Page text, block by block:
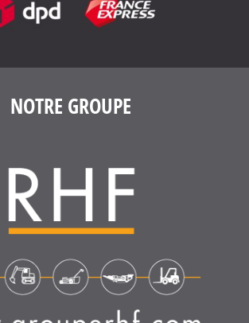
NOTRE GROUPE